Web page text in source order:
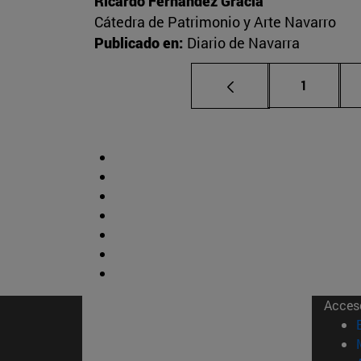
Cátedra de Patrimonio y Arte Navarro
Publicado en: Diario de Navarra
Página
1